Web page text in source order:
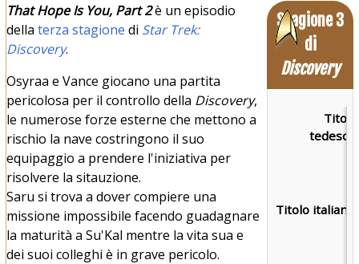
Stagione 3
di
Discovery
Titolo
tedesco:
Titolo italiano:
That Hope Is You, Part 2è un episodio
della terza stagione di Star Trek:
Discovery.
Osyraa e Vance giocano una partita
pericolosa per il controllo della Discovery,
le numerose forze esterne che mettono a
rischio la nave costringono il suo
equipaggio a prendere l'iniziativa per
risolvere la sitauzione.
Saru si trova a dover compiere una
missione impossibile facendo guadagnare
la maturità a Su'Kal mentre la vita sua e
dei suoi colleghi è in grave pericolo.